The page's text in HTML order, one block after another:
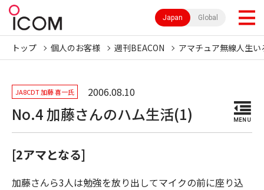
Japan Global
トップ 個人のお客様 週刊BEACON アマチュア無線人生い
JA8CDT 加藤 喜一氏 2006.08.10
No.4 加藤さんのハム生活(1) MENU
[2アマとなる]
加藤さんら3人は勉強を放り出してマイクの前に座り込